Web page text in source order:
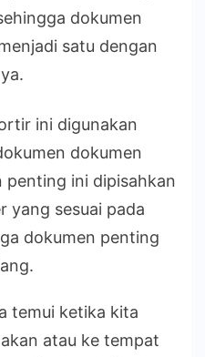
dokumen
satu dengan
ini digunakan
dokumen
penting ini dipisahkan
yang sesuai pada
dokumen penting
temui ketika kita
atau ke tempat